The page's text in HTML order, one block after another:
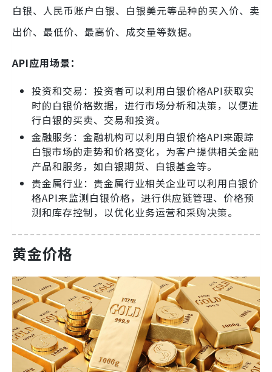
白银、人民币账户白银、白银美元等品种的买入价、卖
出价、最低价、最高价、成交量等数据。
API应用场景：
投资和交易：投资者可以利用白银价格API获取实
时的白银价格数据，进行市场分析和决策，以便进
行白银的买卖、交易和投资。
金融服务：金融机构可以利用白银价格API来跟踪
白银市场的走势和价格变化，为客户提供相关金融
产品和服务，如白银期货、白银基金等。
贵金属行业：贵金属行业相关企业可以利用白银价
格API来监测白银价格，进行供应链管理、价格预
测和库存控制，以优化业务运营和采购决策。
黄金价格